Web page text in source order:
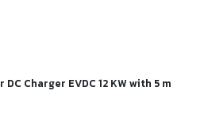
DC Charger EVDC 12 KW with 5 m